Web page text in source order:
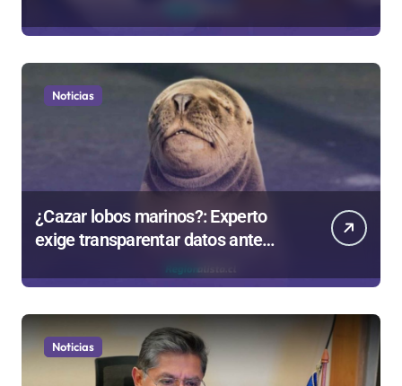
Noticias
¿Cazar lobos marinos?: Experto
exige transparentar datos ante
Gobierno
Noticias